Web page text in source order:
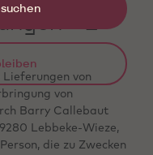
- E-
Lieferungen von
von
Barry Callebaut
Lebbeke-Wieze,
die zu Zwecken